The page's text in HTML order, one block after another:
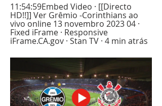
11:54:59Embed Video · [[Directo
HD!!]] Ver Grêmio -Corinthians ao
vivo online 13 novembro 2023 04 ·
Fixed iFrame · Responsive
iFrame.CA.gov · Stan TV · 4 min atrás